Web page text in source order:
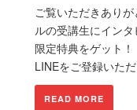
ご覧いただきあり
ルの受講生にイン
限定特典をゲット
LINEをご登録いた
READ MORE